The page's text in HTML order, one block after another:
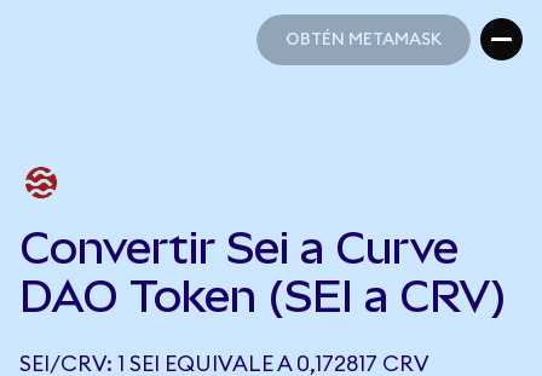
OBTÉN METAMASK
Convertir Sei a Curve
DAO Token (SEI a CRV)
SEI/CRV: 1 SEI EQUIVALE A 0,172817 CRV